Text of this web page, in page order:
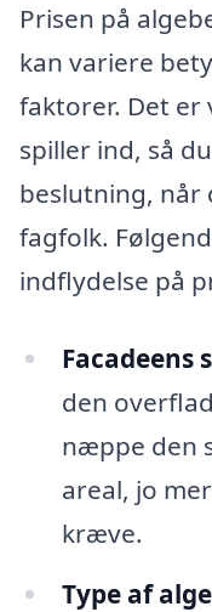
Prisen på
kan variere
faktorer. Det
spiller ind, så
beslutning, når
fagfolk.
indflydelse på
Facadeens
den
næppe den
areal, jo
kræve.
Type af